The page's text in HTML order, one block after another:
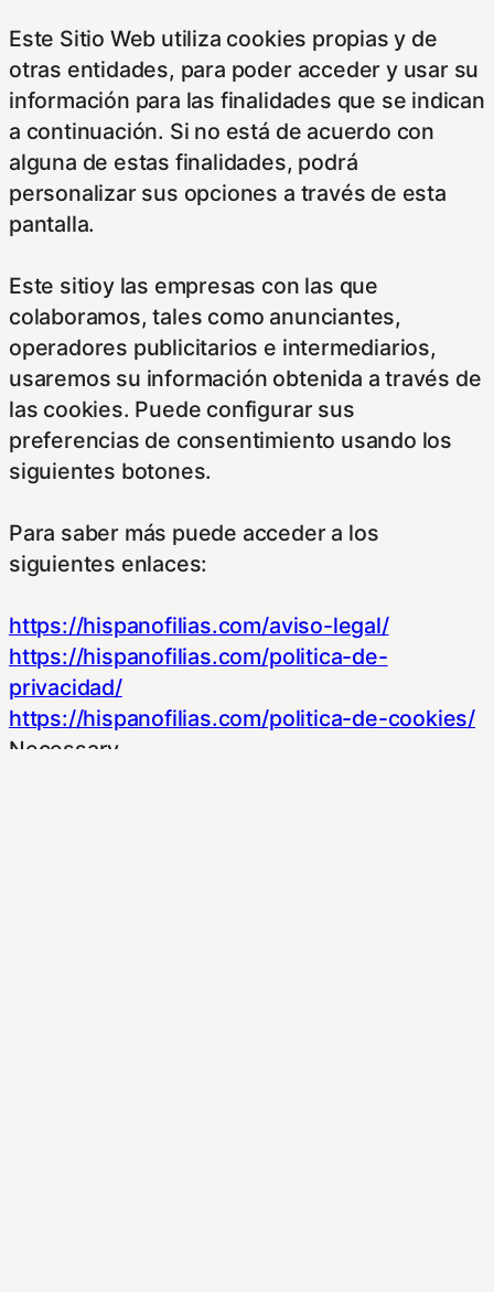
Este Sitio Web utiliza cookies propias y de
otras entidades, para poder acceder y usar su
información para las finalidades que se indican
a continuación. Si no está de acuerdo con
alguna de estas finalidades, podrá
personalizar sus opciones a través de esta
pantalla.
Este sitioy las empresas con las que
colaboramos, tales como anunciantes,
operadores publicitarios e intermediarios,
usaremos su información obtenida a través de
las cookies. Puede configurar sus
preferencias de consentimiento usando los
siguientes botones.
Para saber más puede acceder a los
siguientes enlaces:
https://hispanofilias.com/aviso-legal/
https://hispanofilias.com/politica-de-
privacidad/
https://hispanofilias.com/politica-de-cookies/
Necessary